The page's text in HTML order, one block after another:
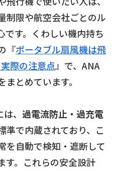
制限や航空会社ごとのル
です。くわしい機内持ち
『ポータブル扇風機は飛
際の注意点』で、ANA
とめています。
、 過電流防止・過充電
準で内蔵されており、こ
を自動で検知・遮断して
す。これらの安全設計